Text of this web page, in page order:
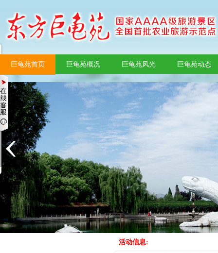
巨龟苑首页 巨龟苑概况 巨龟苑风光 巨龟苑动态
活动信息: